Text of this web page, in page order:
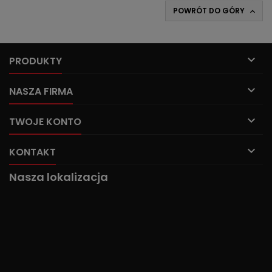
POWRÓT DO GÓRY 
PRODUKTY 
NASZA FIRMA 
TWOJE KONTO 
KONTAKT 
Nasza lokalizacja